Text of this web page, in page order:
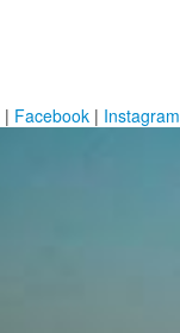
| Facebook | Instagram